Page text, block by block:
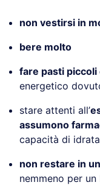
non vestirsi in
bere molto
fare pasti piccoli
energetico
stare attenti all’
assumono
capacità di
non restare in
nemmeno per